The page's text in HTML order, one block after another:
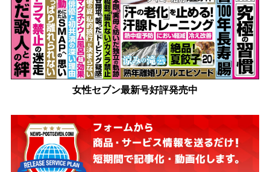
女性セブン最新号好評発売中